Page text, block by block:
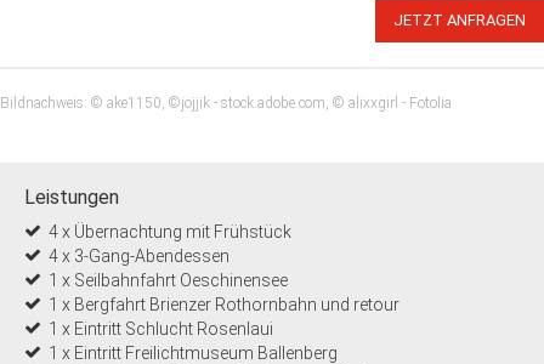
JETZT ANFRAGEN
Bildnachweis: © ake1150, ©jojjik - stock.adobe.com, © alixxgirl - Fotolia
Leistungen
4 x Übernachtung mit Frühstück
4 x 3-Gang-Abendessen
1 x Seilbahnfahrt Oeschinensee
1 x Bergfahrt Brienzer Rothornbahn und retour
1 x Eintritt Schlucht Rosenlaui
1 x Eintritt Freilichtmuseum Ballenberg